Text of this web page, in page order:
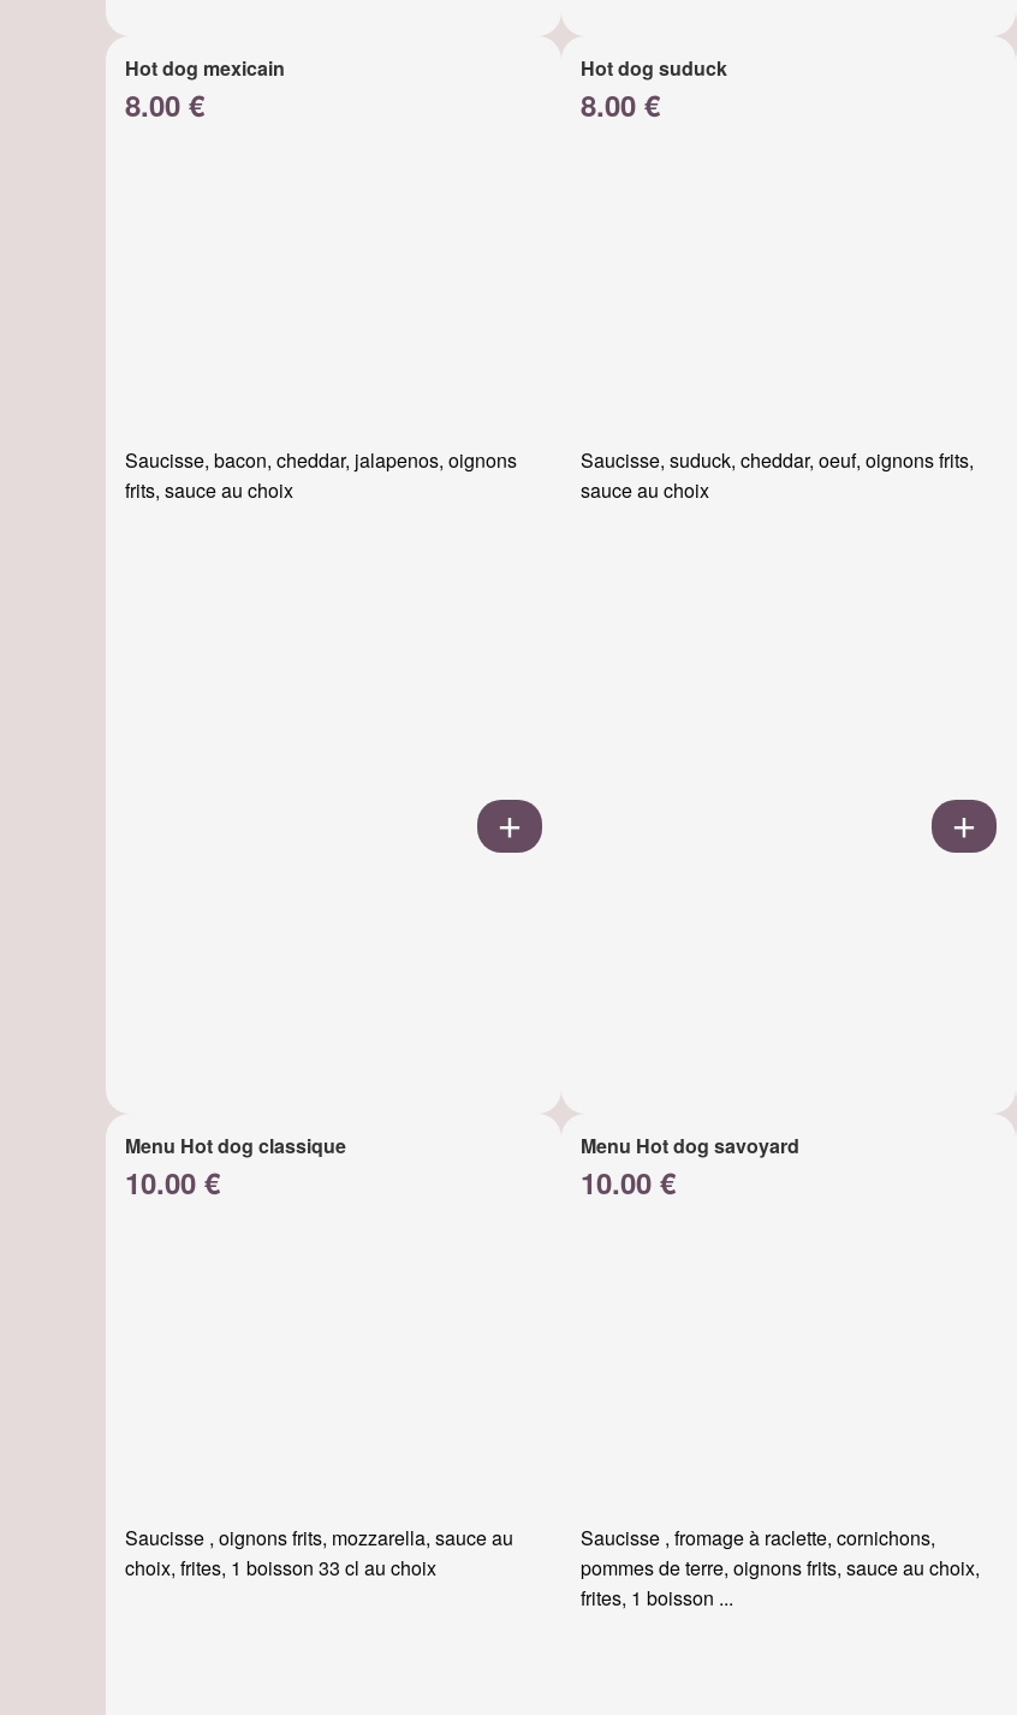
Hot dog mexicain
8.00 €
Saucisse, bacon, cheddar, jalapenos, oignons
frits, sauce au choix
Hot dog suduck
8.00 €
Saucisse, suduck, cheddar, oeuf, oignons frits,
sauce au choix
Menu Hot dog classique
10.00 €
Saucisse , oignons frits, mozzarella, sauce au
choix, frites, 1 boisson 33 cl au choix
Menu Hot dog savoyard
10.00 €
Saucisse , fromage à raclette, cornichons,
pommes de terre, oignons frits, sauce au choix,
frites, 1 boisson ...